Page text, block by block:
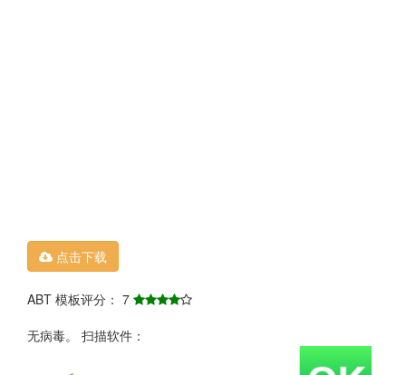
点击下载
ABT 模板评分： 7
无病毒。 扫描软件：